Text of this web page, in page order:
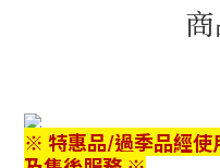
※ 特惠品/過季品經使